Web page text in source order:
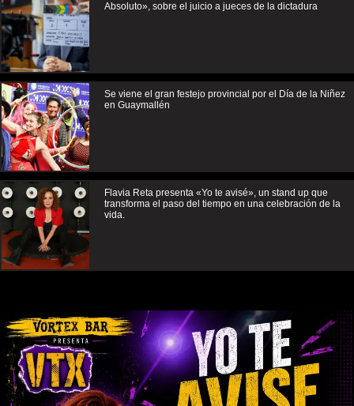
Absoluto», sobre el juicio a jueces de la dictadura
Se viene el gran festejo provincial por el Día de la Niñez
en Guaymallén
Flavia Reta presenta «Yo te avisé», un stand up que
transforma el paso del tiempo en una celebración de la
vida.